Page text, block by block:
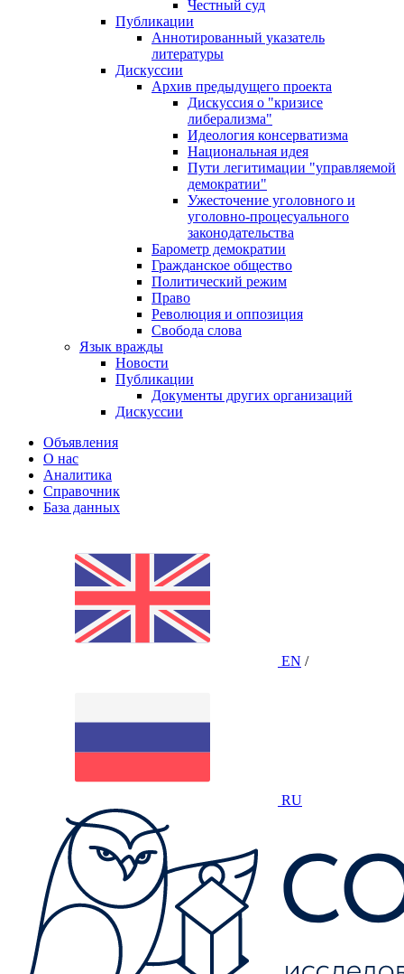
Честный суд
Публикации
Аннотированный указатель
литературы
Дискуссии
Архив предыдущего проекта
Дискуссия о "кризисе
либерализма"
Идеология консерватизма
Национальная идея
Пути легитимации "управляемой
демократии"
Ужесточение уголовного и
уголовно-процесуального
законодательства
Барометр демократии
Гражданское общество
Политический режим
Право
Революция и оппозиция
Свобода слова
Язык вражды
Новости
Публикации
Документы других организаций
Дискуссии
Объявления
О нас
Аналитика
Справочник
База данных
EN /
RU